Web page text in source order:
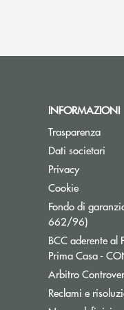
INFORMAZIONI
TrasparenzaApre
Dati societari
PrivacyApre una
CookieApre una
Fondo di
662/96)Apre
BCC aderente
Prima Casa -
Arbitro
Reclami e